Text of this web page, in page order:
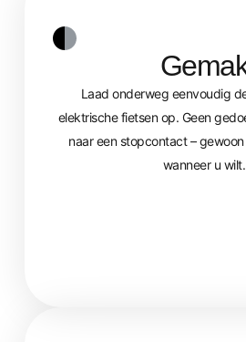
Laad onderweg eenvoudig
elektrische fietsen op. Geen
naar een stopcontact –
wanneer u wilt.